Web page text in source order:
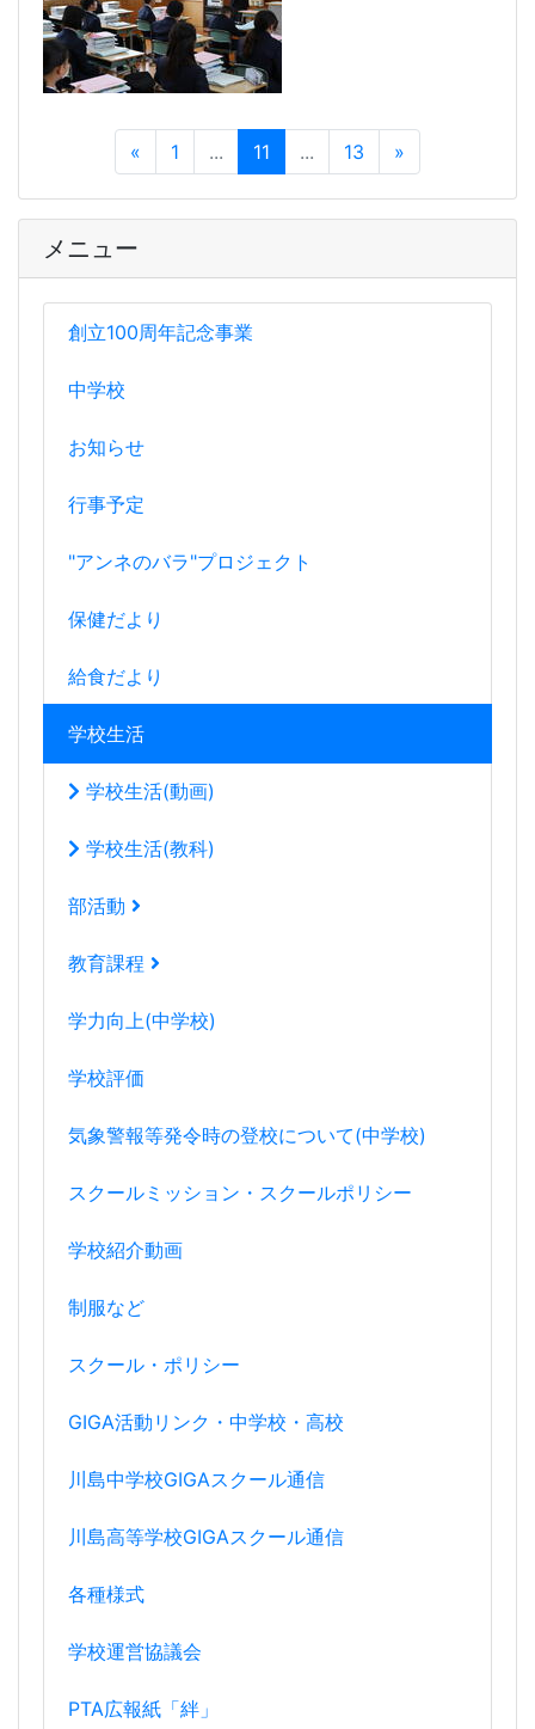
メニュー
創立100周年記念事業
中学校
お知らせ
行事予定
"アンネのバラ"プロジェクト
保健だより
給食だより
学校生活
学校生活(動画)
学校生活(教科)
部活動
教育課程
学力向上(中学校)
学校評価
気象警報等発令時の登校について(中学校)
スクールミッション・スクールポリシー
学校紹介動画
制服など
スクール・ポリシー
GIGA活動リンク・中学校・高校
川島中学校GIGAスクール通信
川島高等学校GIGAスクール通信
各種様式
学校運営協議会
PTA広報紙「絆」
« 1 ... 11 ... 13 »